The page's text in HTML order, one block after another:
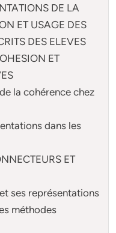
DE LA
ET USAGE DES
DES ELEVES
ET
la cohérence chez
dans les
ET
ses représentations
méthodes